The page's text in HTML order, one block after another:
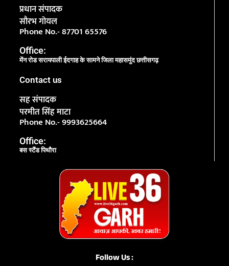
प्रधान संपादक
सौरभ गोयल
Phone No.- 87701 65576
Office:
मेंन रोड सरायपाली ईदगाह के सामने जिला महासमुंद छत्तीसगढ़
Contact us
सह संपादक
परमीत सिंह माटा
Phone No.- 9993625664
Office:
बस स्टैंड पिथौरा
Follow Us :